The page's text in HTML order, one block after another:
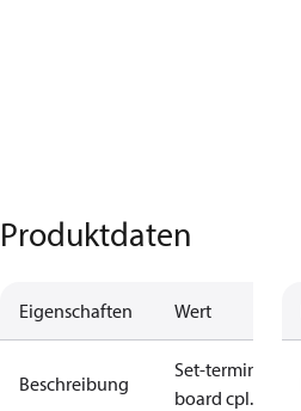
Produktdaten
Eigenschaften Wert
Beschreibung
Set-terminal
board cpl.